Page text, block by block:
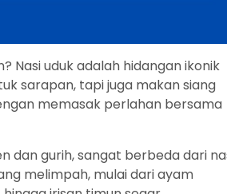
Nasi uduk adalah hidangan ikonik
sarapan, tapi juga makan siang
memasak perlahan bersama
dan gurih, sangat berbeda dari
melimpah, mulai dari ayam